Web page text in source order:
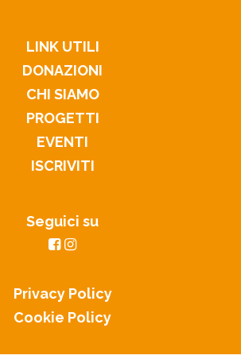
LINK UTILI
DONAZIONI
CHI SIAMO
PROGETTI
EVENTI
ISCRIVITI
Seguici su
Privacy Policy
Cookie Policy